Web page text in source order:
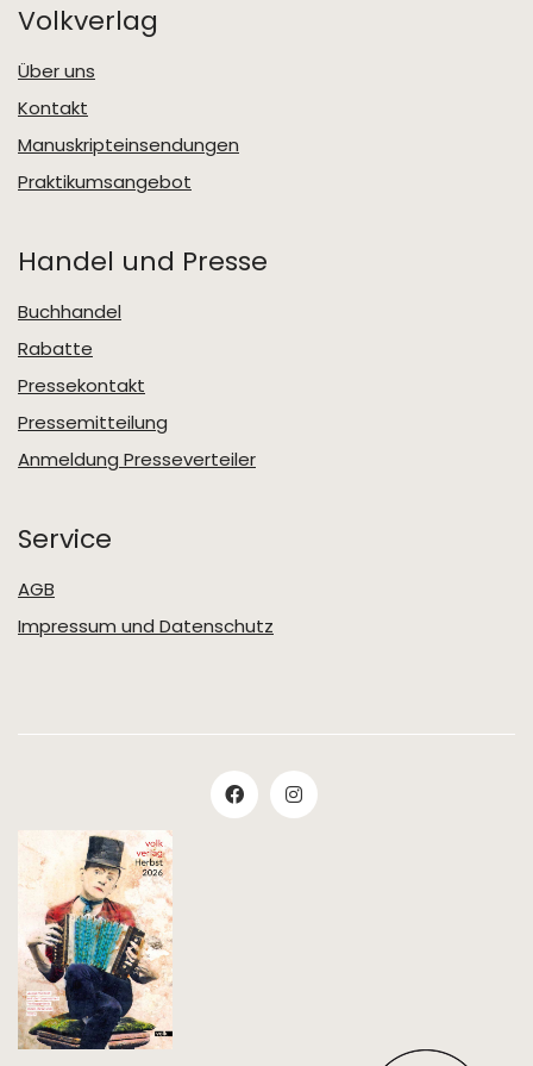
Volkverlag
Über uns
Kontakt
Manuskripteinsendungen
Praktikumsangebot
Handel und Presse
Buchhandel
Rabatte
Pressekontakt
Pressemitteilung
Anmeldung Presseverteiler
Service
AGB
Impressum und Datenschutz